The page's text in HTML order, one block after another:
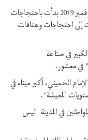
جاءت هذه التصريحات رغم أن احتجاجات نوفمبر 2019 بدأت باحتجاجات
إلى احتجاجات وهتافات
في صناعة
في معشور.
الخميني، أكبر ميناء في
المعيشة".
في المدينة "ليس